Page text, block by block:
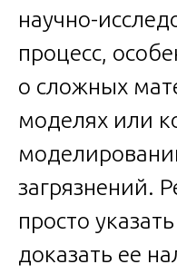
научно-
процесс,
о сложных
моделях или
загрязнений.
просто
доказать ее